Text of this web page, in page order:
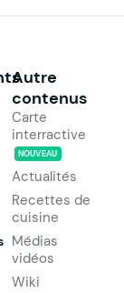
Autre
contenus
Carte
interractive
NOUVEAU
Actualités
Recettes de
cuisine
Médias
vidéos
Wiki